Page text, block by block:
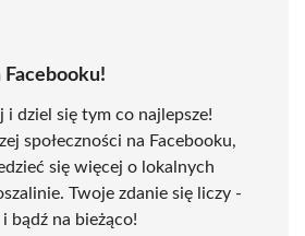
Facebooku!
dziel się tym co najlepsze!
społeczności na Facebooku,
się więcej o lokalnych
Twoje zdanie się liczy -
bądź na bieżąco!